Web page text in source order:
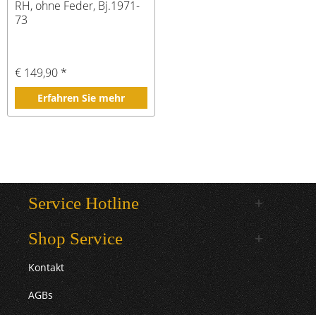
RH, ohne Feder, Bj.1971-
73
€ 149,90 *
Erfahren Sie mehr
Service Hotline
Shop Service
Kontakt
AGBs